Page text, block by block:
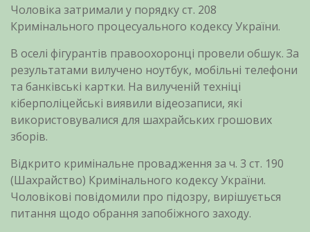
Чоловіка затримали у порядку ст. 208
Кримінального процесуального кодексу України.
В оселі фігурантів правоохоронці провели обшук. За
результатами вилучено ноутбук, мобільні телефони
та банківські картки. На вилученій техніці
кіберполіцейські виявили відеозаписи, які
використовувалися для шахрайських грошових
зборів.
Відкрито кримінальне провадження за ч. 3 ст. 190
(Шахрайство) Кримінального кодексу України.
Чоловікові повідомили про підозру, вирішується
питання щодо обрання запобіжного заходу.